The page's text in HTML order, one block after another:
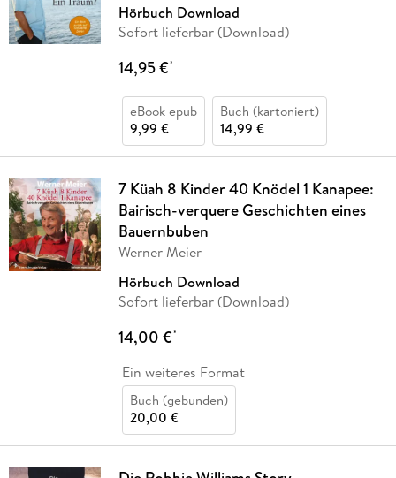
Hörbuch Download
Sofort lieferbar (Download)
14,95 €*
eBook epub
9,99 €
Buch (kartoniert)
14,99 €
7 Küah 8 Kinder 40 Knödel 1 Kanapee:
Bairisch-verquere Geschichten eines
Bauernbuben
Werner Meier
Hörbuch Download
Sofort lieferbar (Download)
14,00 €*
Ein weiteres Format
Buch (gebunden)
20,00 €